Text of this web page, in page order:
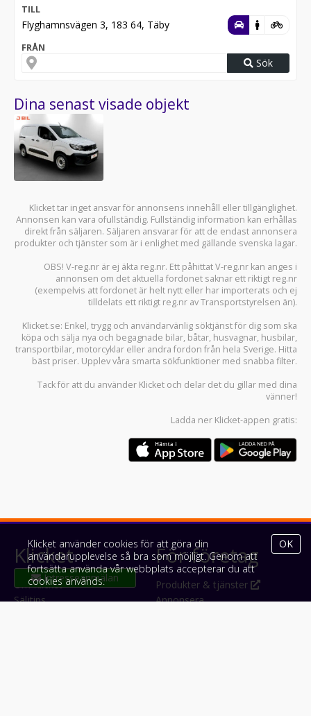
TILL
Flyghamnsvägen 3, 183 64, Täby
FRÅN
Sök
Dina senast visade objekt
Klicket tar inget ansvar för annonsens innehåll eller tillgänglighet.
Annonsen kan vara ofullständig. Fullständig information kan erhållas
direkt från säljaren. Säljaren ansvarar för att de endast annonsera
produkter och tjänster som är i enlighet med gällande svenska lagar.
OBS! V-reg.nr är ej äkta reg.nr. Ett påhittat V-reg.nr kan anges i
annonsen om det aktuella fordonet saknar ett riktigt reg.nr
(exempelvis att fordonet är helt nytt eller har importerats och ej
tilldelats ett riktigt reg.nr av Transportstyrelsen än).
Klicket.se: Enkel, trygg och användarvänlig söktjänst för dig som ska
köpa och sälja nya och begagnade bilar, båtar, husvagnar, husbilar,
transportbilar, motorcyklar eller andra fordon från hela Sverige. Hitta
bäst priser. Upplev våra smarta sökfunktioner med snabba filter.
Tack för att du använder Klicket och delar det du gillar med dina
vänner!
Ladda ner Klicket-appen gratis:
Klicket
Om Klicket
Säljtips
För företag
Produkter & tjänster
Annonsera
Klicket använder cookies för att göra din
användarupplevelse så bra som möjligt. Genom att
fortsätta använda vår webbplats accepterar du att
cookies används.
OK